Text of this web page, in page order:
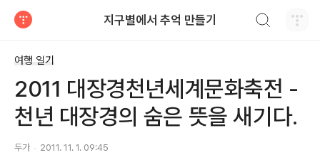
지구별에서 추억 만들기
여행 일기
2011 대장경천년세계문화축전 -
천년 대장경의 숨은 뜻을 새기다.
두가 2011. 11. 1. 09:45